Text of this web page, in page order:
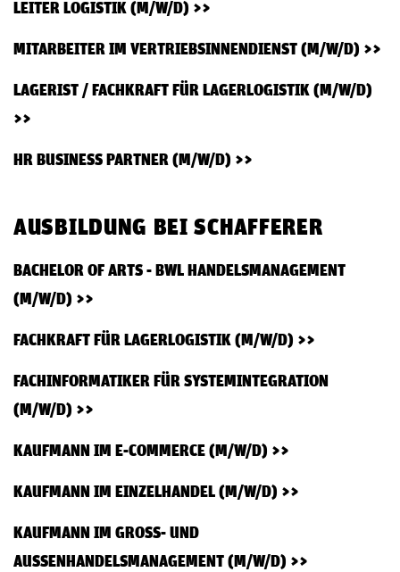
LEITER LOGISTIK (M/W/D)
MITARBEITER IM VERTRIEBSINNENDIENST (M/W/D)
LAGERIST / FACHKRAFT FÜR LAGERLOGISTIK (M/W/D)
HR BUSINESS PARTNER (M/W/D)
AUSBILDUNG BEI SCHAFFERER
BACHELOR OF ARTS - BWL HANDELSMANAGEMENT
(M/W/D)
FACHKRAFT FÜR LAGERLOGISTIK (M/W/D)
FACHINFORMATIKER FÜR SYSTEMINTEGRATION
(M/W/D)
KAUFMANN IM E-COMMERCE (M/W/D)
KAUFMANN IM EINZELHANDEL (M/W/D)
KAUFMANN IM GROSS- UND A
USSENHANDELSMANAGEMENT (M/W/D)